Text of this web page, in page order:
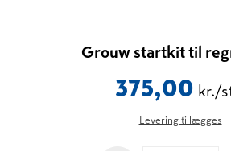
Grouw startkit til
375,00 kr./
Levering tillægges